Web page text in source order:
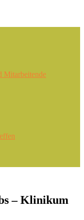
Mitarbeitende
– Klinikum